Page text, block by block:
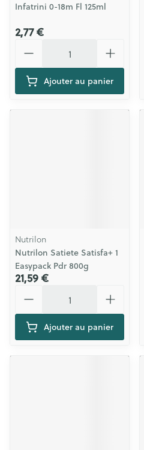
Infatrini 0-18m Fl 125ml
2,77 €
Ajouter au panier
Nutrilon
Nutrilon Satiete Satisfa+ 1
Easypack Pdr 800g
21,59 €
Ajouter au panier